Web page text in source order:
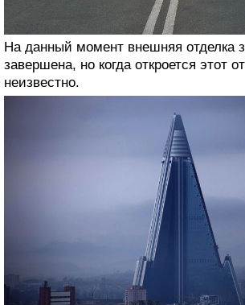
На данный момент внешняя отделка
завершена, но когда откроется этот
неизвестно.